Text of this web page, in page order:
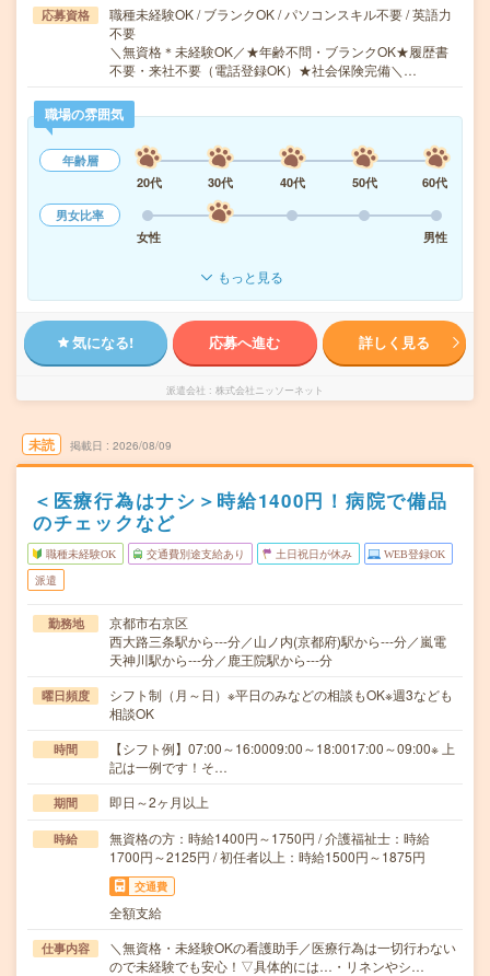
応募資格
職種未経験OK / ブランクOK / パソコンスキル不要 / 英語力
不要
＼無資格＊未経験OK／★年齢不問・ブランクOK★履歴書
不要・来社不要（電話登録OK）★社会保険完備＼…
職場の雰囲気
年齢層
20代
30代 40代 50代
60代
男女比率
女性
男性
もっと見る
気になる! 応募へ進む 詳しく見る
派遣会社 株式会社ニッソーネット
未読 掲載日 2026/08/09
＜医療行為はナシ＞時給1400円！病院で備品
のチェックなど
職種未経験OK 交通費別途支給あり 土日祝日が休み WEB登録OK
派遣
勤務地
京都市右京区
西大路三条駅から---分／山ノ内(京都府)駅から---分／嵐電
天神川駅から---分／鹿王院駅から---分
曜日頻度
シフト制（月～日）※平日のみなどの相談もOK※週3なども
相談OK
時間
【シフト例】07:00～16:0009:00～18:0017:00～09:00※ 上
記は一例です！そ…
期間 即日～2ヶ月以上
時給
無資格の方：時給1400円～1750円 / 介護福祉士：時給
1700円～2125円 / 初任者以上：時給1500円～1875円
交通費
全額支給
仕事内容
＼無資格・未経験OKの看護助手／医療行為は一切行わない
ので未経験でも安心！▽具体的には…・リネンやシ…